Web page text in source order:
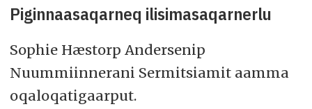
Piginnaasaqarneq ilisimasaqarnerlu
Sophie Hæstorp Andersenip
Nuummiinnerani Sermitsiamit aamma
oqaloqatigaarput.